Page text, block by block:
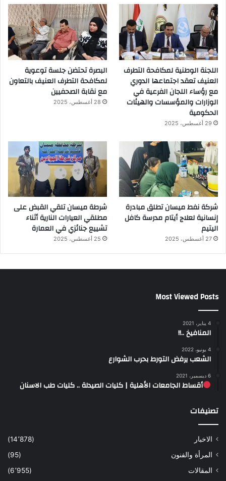
اللجنة الوطنية لمكافحة التطرف
العنيف تعقد اجتماعها الدوري
مع رؤساء اللجان الفرعية في
الوزارات والمؤسسات والهيئات
الحكومية
29 أغسطس، 2025
البصرة تحتضن جلسة توعوية
لمكافحة التطرف العنيف بالتعاون
مع نقابة الصحفيين
28 أغسطس، 2025
شركة نفط ميسان تطلق مبادرة
إنسانية لعلاج أيتام مدرسة كافل
اليتيم
27 أغسطس، 2025
شرطة ميسان تلقي القبض على
مطلقي العيارات النارية أثناء
تشييع جنائزي في العمارة
25 أغسطس، 2025
Most Viewed Posts
4 يناير، 2021
المنافيخ ..!!
4 يونيو، 2022
الشعب يرفض التورط بحرب الشوارع
6 ديسمبر، 2021
أقساط الجامعات الأهلية | كليات الصيدلة .. كليات طب الاسنان
تصنيفات
الاخبار
(14٬878)
المرأة والفنون
(95)
المقالات
(6٬955)